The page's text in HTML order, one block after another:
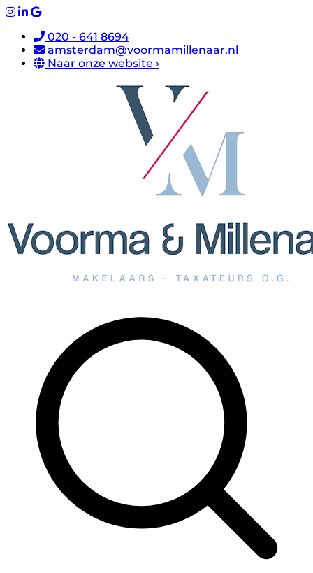
020 - 641 8694
amsterdam@voormamillenaar.nl
Naar onze website ›